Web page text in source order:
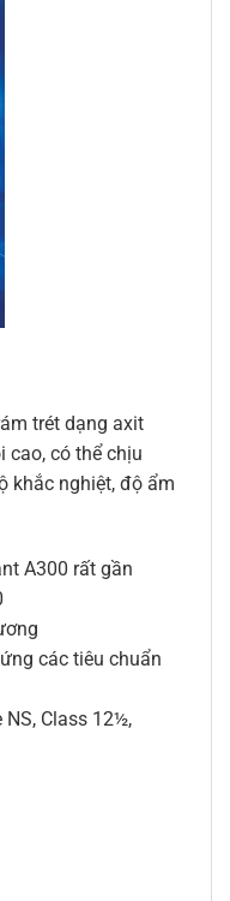
trét dạng axit
cao, có thể chịu
khắc nghiệt, độ ẩm
A300 rất gần
các tiêu chuẩn
NS, Class 12½,